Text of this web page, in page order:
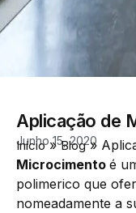
Aplicação de
Junho 15, 2020
Início»Blog»
Microcimento é
polimerico que
nomeadamente a